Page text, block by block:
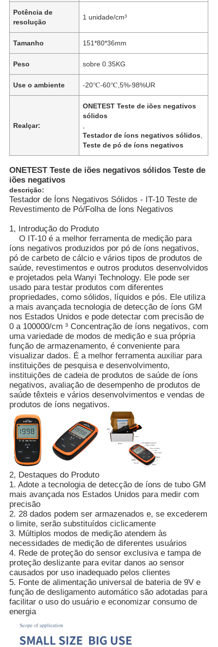
Casa
Produtos
Vídeos
Quem Somos
Fábrica
Controle de Qualidade
Fale Conosco
notícias
Mostrar Casos
Pedir um orçamento
Potência de
resolução
1 unidade/cm³
Tamanho 151*80*36mm
Peso sobre 0.35KG
Use o ambiente -20℃-60℃,5%-98%UR
Realçar:
ONETEST Teste de iões negativos
sólidos
Testador de íons negativos sólidos
Teste de pó de íons negativos
ONETEST Teste de iões negativos sólidos Teste de
iões negativos
descrição:
Testador de Íons Negativos Sólidos - IT-10 Teste de
Revestimento de Pó/Folha de Íons Negativos
1, Introdução do Produto
O IT-10 é a melhor ferramenta de medição para
íons negativos produzidos por pó de íons negativos,
pó de carbeto de cálcio e vários tipos de produtos de
saúde, revestimentos e outros produtos desenvolvidos
e projetados pela Wanyi Technology. Ele pode ser
usado para testar produtos com diferentes
propriedades, como sólidos, líquidos e pós. Ele utiliza
a mais avançada tecnologia de detecção de íons GM
nos Estados Unidos e pode detectar com precisão de
0 a 100000/cm ³ Concentração de íons negativos, com
uma variedade de modos de medição e sua própria
função de armazenamento, é conveniente para
visualizar dados. É a melhor ferramenta auxiliar para
instituições de pesquisa e desenvolvimento,
instituições de cadeia de produtos de saúde de íons
negativos, avaliação de desempenho de produtos de
saúde têxteis e vários desenvolvimentos e vendas de
produtos de íons negativos.
2, Destaques do Produto
1. Adote a tecnologia de detecção de íons de tubo GM
mais avançada nos Estados Unidos para medir com
precisão
2. 28 dados podem ser armazenados e, se excederem
o limite, serão substituídos ciclicamente
3. Múltiplos modos de medição atendem às
necessidades de medição de diferentes usuários
4. Rede de proteção do sensor exclusiva e tampa de
proteção deslizante para evitar danos ao sensor
causados por uso inadequado pelos clientes
5. Fonte de alimentação universal de bateria de 9V e
função de desligamento automático são adotadas para
facilitar o uso do usuário e economizar consumo de
energia